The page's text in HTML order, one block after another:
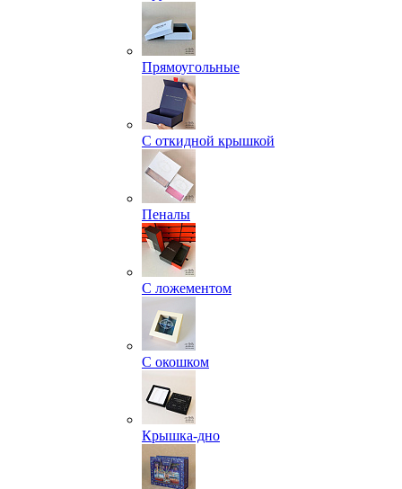
Прямоугольные
С откидной крышкой
Пеналы
С ложементом
С окошком
Крышка-дно